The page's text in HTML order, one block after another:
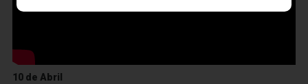
10 de Abril